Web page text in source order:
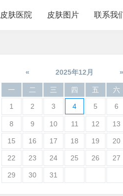
皮肤医院 皮肤图片 联系我
« 2025年12月 »
一 二 三 四 五 六
1 2 3 4 5 6
8 9 10 11 12 13
15 16 17 18 19 20
22 23 24 25 26 27
29 30 31